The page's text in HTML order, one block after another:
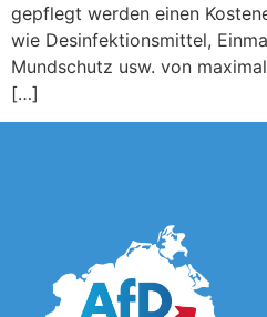
gepflegt werden einen
wie Desinfektionsmittel,
Mundschutz usw. von
[…]